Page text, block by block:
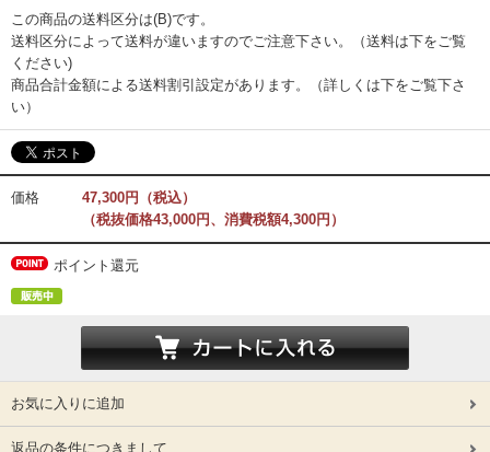
この商品の送料区分は(B)です。
送料区分によって送料が違いますのでご注意下さい。（送料は下をご覧
ください)
商品合計金額による送料割引設定があります。（詳しくは下をご覧下さ
い）
価格
47,300円（税込）
（税抜価格43,000円、消費税額4,300円）
ポイント還元
お気に入りに追加
返品の条件につきまして